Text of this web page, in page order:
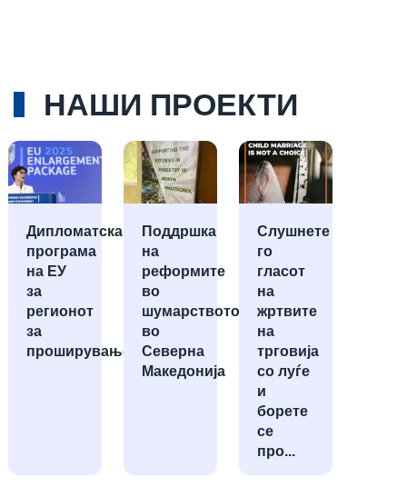
НАШИ ПРОЕКТИ
Дипломатска
програма
на ЕУ
за
регионот
за
проширување
Поддршка
на
реформите
во
шумарството
во
Северна
Македонија
Слушнете
го
гласот
на
жртвите
на
трговија
со луѓе
и
борете
се
про...